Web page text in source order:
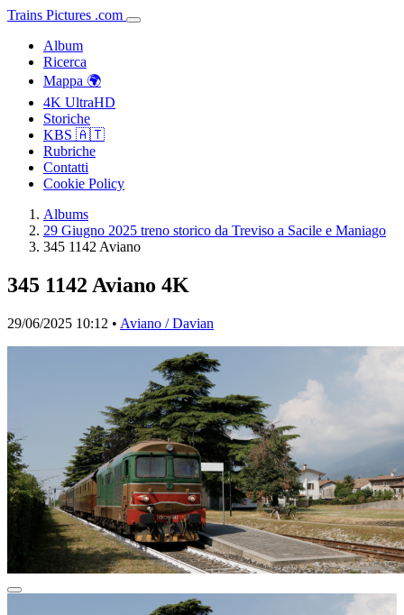
Trains Pictures .com
Album
Ricerca
Mappa 🌍
4K UltraHD
Storiche
KBS 🇦🇹
Rubriche
Contatti
Cookie Policy
Albums
29 Giugno 2025 treno storico da Treviso a Sacile e Maniago
345 1142 Aviano
345 1142 Aviano 4K
29/06/2025 10:12 • Aviano / Davian